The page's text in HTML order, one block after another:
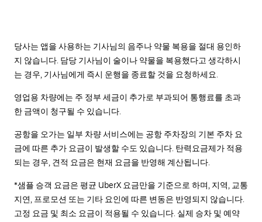
당사는 앱을 사용하는 기사님의 음주나 약물 복용을 절대 용인하
지 않습니다. 담당 기사님이 술이나 약물을 복용했다고 생각하시
는 경우, 기사님에게 즉시 운행을 종료할 것을 요청하세요.
영업용 차량에는 주 정부 세금이 추가로 부과되어 통행료를 초과
한 금액이 청구될 수 있습니다.
공항을 오가는 일부 차량 서비스에는 공항 주차장의 기본 주차 요
금에 따른 추가 요금이 발생할 수도 있습니다. 탄력요금제가 적용
되는 경우, 견적 요금은 현재 요금을 반영해 계산됩니다.
*샘플 승객 요금은 평균 UberX 요금만을 기준으로 하며, 지역, 교통
지연, 프로모션 또는 기타 요인에 따른 변동은 반영되지 않습니다.
고정 요금 및 최소 요금이 적용될 수 있습니다. 실제 승차 및 예약